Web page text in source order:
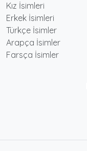
Kız İsimleri
Erkek İsimleri
Türkçe İsimler
Arapça İsimler
Farsça İsimler